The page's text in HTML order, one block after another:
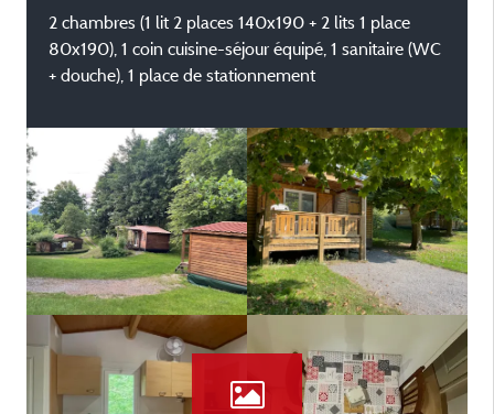
2 chambres (1 lit 2 places 140x190 + 2 lits 1 place
80x190), 1 coin cuisine-séjour équipé, 1 sanitaire (WC
+ douche), 1 place de stationnement